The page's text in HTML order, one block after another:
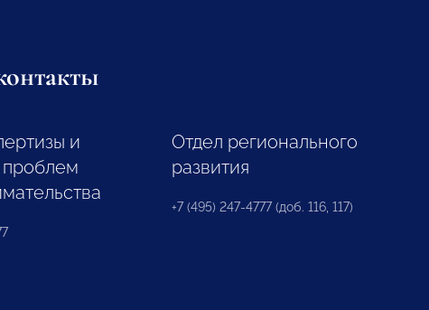
и
проблем
Отдел регионального
развития
+7 (495) 247-4777 (доб. 116, 117)